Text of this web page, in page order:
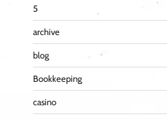
5
archive
blog
Bookkeeping
casino